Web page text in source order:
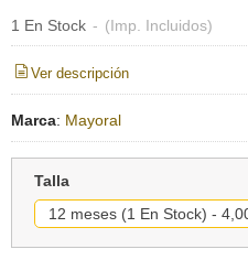
1 En Stock - (Imp. Incluidos)
Ver descripción
Marca: Mayoral
Talla